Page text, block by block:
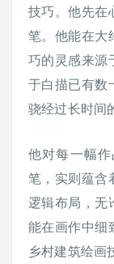
技巧。他先在
笔。他能在大
巧的灵感来源
于白描已有数
骁经过长时间
他对每一幅
笔，实则蕴含
逻辑布局，无
能在画作中细
乡村建筑绘画